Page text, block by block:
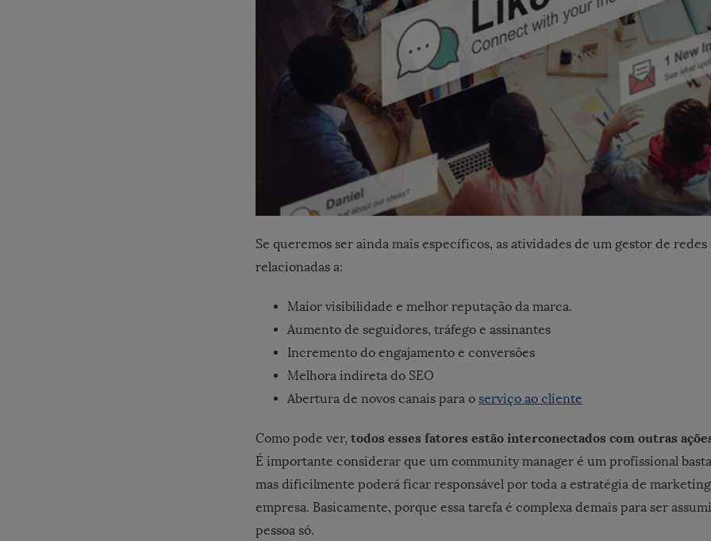
Se queremos ser ainda mais específicos, as atividades de um gestor de redes
relacionadas a:
Maior visibilidade e melhor reputação da marca.
Aumento de seguidores, tráfego e assinantes
Incremento do engajamento e conversões
Melhora indireta do SEO
Abertura de novos canais para o serviço ao cliente
Como pode ver, todos esses fatores estão interconectados com outras
É importante considerar que um community manager é um profissional
mas dificilmente poderá ficar responsável por toda a estratégia de
empresa. Basicamente, porque essa tarefa é complexa demais para ser
pessoa só.